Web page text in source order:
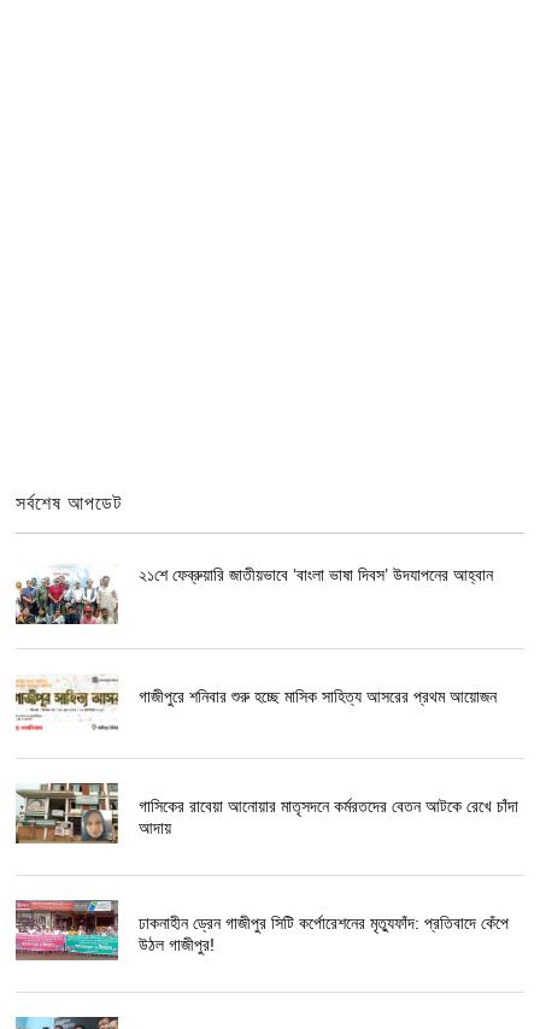
সর্বশেষ আপডেট
২১শে ফেব্রুয়ারি জাতীয়ভাবে ‘বাংলা ভাষা দিবস’ উদযাপনের আহ্বান
গাজীপুরে শনিবার শুরু হচ্ছে মাসিক সাহিত্য আসরের প্রথম আয়োজন
গাসিকের রাবেয়া আনোয়ার মাতৃসদনে কর্মরতদের বেতন আটকে রেখে চাঁদা
আদায়
ঢাকনাহীন ড্রেন গাজীপুর সিটি কর্পোরেশনের মৃত্যুফাঁদ: প্রতিবাদে কেঁপে
উঠল গাজীপুর!